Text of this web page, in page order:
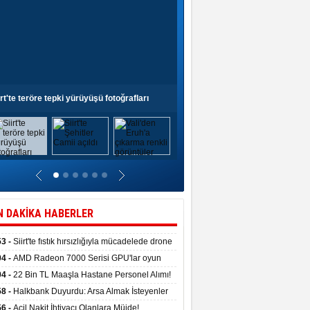
teröre tepki yürüyüşü fotoğrafları
DAKİKA HABERLER
- Siirt'te fıstık hırsızlığıyla mücadelede drone
- AMD Radeon 7000 Serisi GPU'lar oyun
fırtınalar estirdi
- 22 Bin TL Maaşla Hastane Personel Alımı!
Şartı, Mülakat Yok! İş Arayanlar İçin…
- Halkbank Duyurdu: Arsa Almak İsteyenler
Edin!
- Acil Nakit İhtiyacı Olanlara Müjde!